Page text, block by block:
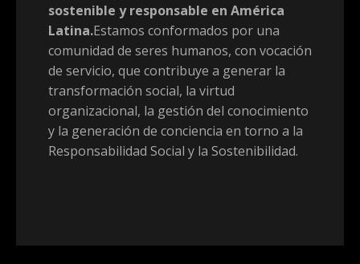
sostenible y responsable en América
Latina.Estamos conformados por una
comunidad de seres humanos, con vocación
de servicio, que contribuye a generar la
transformación social, la virtud
organizacional, la gestión del conocimiento
y la generación de conciencia en torno a la
Responsabilidad Social y la Sostenibilidad.